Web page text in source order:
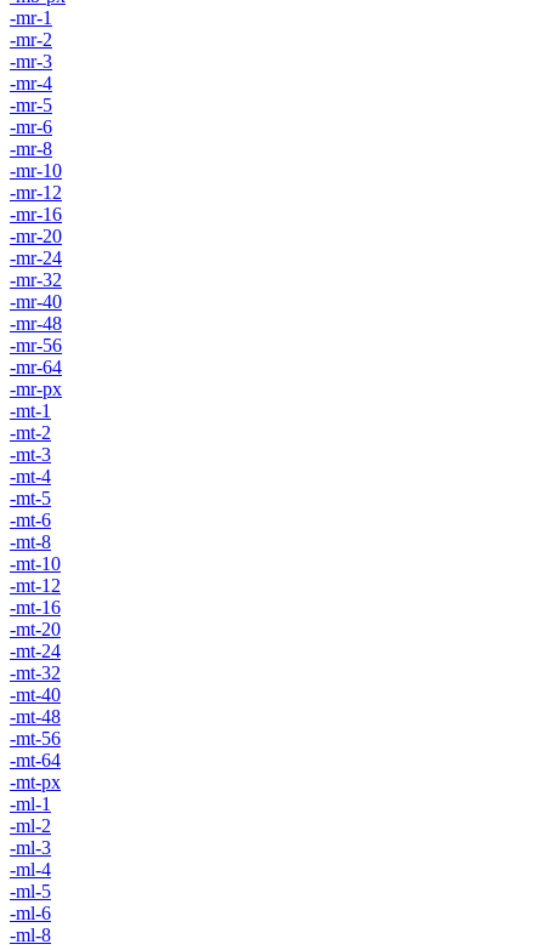
-mr-1
-mr-2
-mr-3
-mr-4
-mr-5
-mr-6
-mr-8
-mr-10
-mr-12
-mr-16
-mr-20
-mr-24
-mr-32
-mr-40
-mr-48
-mr-56
-mr-64
-mr-px
-mt-1
-mt-2
-mt-3
-mt-4
-mt-5
-mt-6
-mt-8
-mt-10
-mt-12
-mt-16
-mt-20
-mt-24
-mt-32
-mt-40
-mt-48
-mt-56
-mt-64
-mt-px
-ml-1
-ml-2
-ml-3
-ml-4
-ml-5
-ml-6
-ml-8